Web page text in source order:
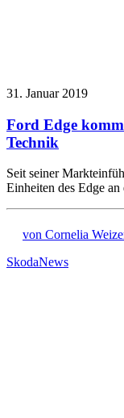
31. Januar 2019
Ford Edge
Technik
Seit seiner
Einheiten des Edge
von Cornelia
SkodaNews